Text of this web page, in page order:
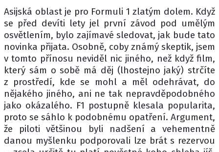
Asijská oblast je pro Formuli 1 zlatým dolem. Když
se před devíti lety jel první závod pod umělým
osvětlením, bylo zajímavé sledovat, jak bude tato
novinka přijata. Osobně, coby známý skeptik, jsem
v tomto přínosu neviděl nic jiného, než když film,
který sám o sobě má děj (lhostejno jaký) strčíte
z prostředí, kde se mohl a měl odehrávat, do
nějakého jiného, ani ne tak nepravděpodobného
jako okázalého. F1 postupně klesala popularita,
proto se sáhlo k podobnému opatření. Argument,
že piloti většinou byli nadšení a vehementně
danou myšlenku podporovali lze brát s rezervou